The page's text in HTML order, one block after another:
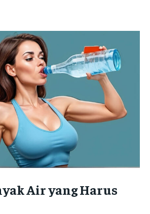
Air yang Harus